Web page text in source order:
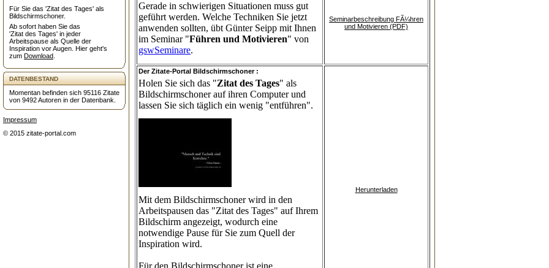
Für Sie das 'Zitat des Tages' als
Bildschirmschoner.
Ab sofort haben Sie das
'Zitat des Tages' in jeder
Arbeitspause als Quelle der
Inspiration vor Augen. Hier geht's
zum Download
DATENBESTAND
Momentan befinden sich 95116 Zitate
von 9492 Autoren in der Datenbank.
Impressum
© 2015 zitate-portal.com
Gerade in schwierigen Situationen muss gut
geführt werden. Welche Techniken Sie jetzt
anwenden sollten, übt Günter Seipp mit Ihnen
im Seminar "Führen und Motivieren" von
gswSeminare.
Seminarbeschreibung FÃ¼hren
und Motivieren (PDF)
Der Zitate-Portal Bildschirmschoner :
Holen Sie sich das "Zitat des Tages" als
Bildschirmschoner auf ihren Computer und
lassen Sie sich täglich ein wenig "entführen".
Mit dem Bildschirmschoner wird in den
Arbeitspausen das "Zitat des Tages" auf Ihrem
Bildschirm angezeigt, wodurch eine
notwendige Pause für Sie zum Quell der
Inspiration wird.
Für den Bildschirmschoner ist eine
Herunterladen